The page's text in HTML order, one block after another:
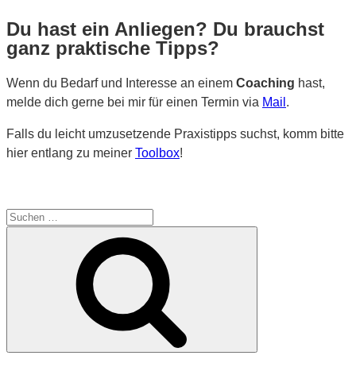
Du hast ein Anliegen? Du brauchst
ganz praktische Tipps?
Wenn du Bedarf und Interesse an einem Coaching hast,
melde dich gerne bei mir für einen Termin via Mail .
Falls du leicht umzusetzende Praxistipps suchst, komm bitte
hier entlang zu meiner Toolbox!
Suche